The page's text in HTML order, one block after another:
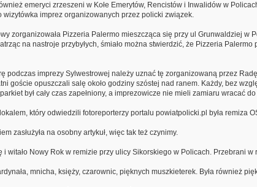
emeryci zrzeszeni w Kołe Emerytów, Rencistów i Inwalidów w
wizytówka imprez organizowanych przez policki związek.
zorganizowała Pizzeria Palermo mieszcząca się przy ul Grunwaldziej
na nastroje przybyłych, śmiało można stwierdzić, że Pizzeria
podczas imprezy Sylwestrowej należy uznać tę zorganizowaną przez
goście opuszczali salę około godziny szóstej nad ranem. Każdy, bez
był cały czas zapełniony, a imprezowicze nie mieli zamiaru wracać
który odwiedzili fotoreporterzy portalu powiatpolicki.pl była remiza
zasłużyła na osobny artykuł, więc tak też czynimy.
i witało Nowy Rok w remizie przy ulicy Sikorskiego w Policach. Przebrani
mnicha, księży, czarownic, pięknych muszkieterek. Była również